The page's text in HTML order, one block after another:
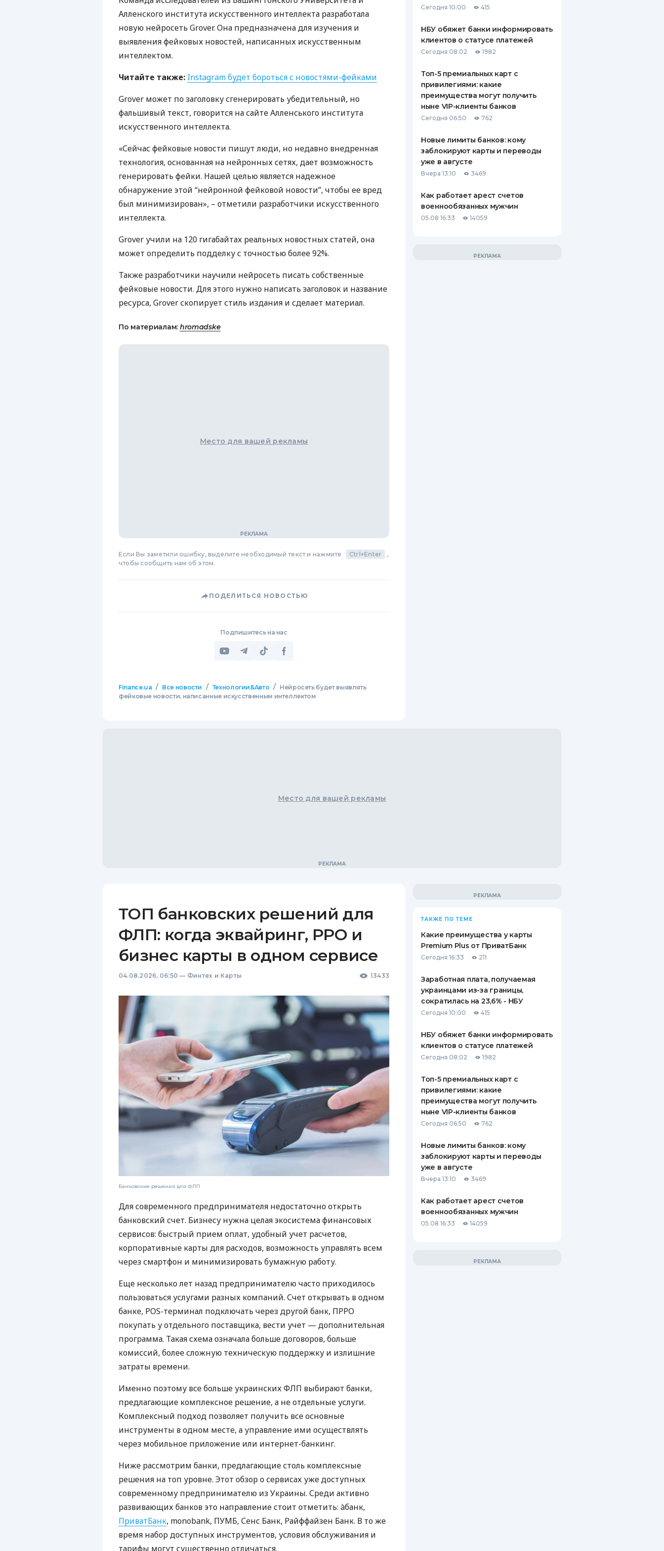
ЕЖЕМЕСЯЧНЫЙ ОБЗОР
КЕШБЭКА
ПУТЕВОДИТЕЛИ ПО
СТРАХОВАНИЮ
ВСЕ СТРАХОВЫЕ ПОЛИСЫ
ОТЗЫВЫ О СТРАХОВЫХ
КОМПАНИЯХ
Алленского института искусственного интеллекта разработала
новую нейросеть Grover. Она предназначена для изучения и
выявления фейковых новостей, написанных искусственным
интеллектом.
Читайте также: Instagram будет бороться с новостями-фейками
Grover может по заголовку сгенерировать убедительный, но
фальшивый текст, говорится на сайте Алленського института
искусственного интеллекта.
«Сейчас фейковые новости пишут люди, но недавно внедренная
технология, основанная на нейронных сетях, дает возможность
генерировать фейки. Нашей целью является надежное
обнаружение этой “нейронной фейковой новости”, чтобы ее вред
был минимизирован», – отметили разработчики искусственного
интеллекта.
Grover учили на 120 гигабайтах реальных новостных статей, она
может определить подделку с точностью более 92%.
Также разработчики научили нейросеть писать собственные
фейковые новости. Для этого нужно написать заголовок и название
ресурса, Grover скопирует стиль издания и сделает материал.
По материалам: hromadske
Место для вашей рекламы
Если Вы заметили ошибку, выделите необходимый текст и нажмите Ctrl+Enter
,
чтобы сообщить нам об этом.
ПОДЕЛИТЬСЯ НОВОСТЬЮ
Подпишитесь на нас
Finance.ua / Все новости / Технологии&Авто /
Нейросеть будет выявлять
фейковые новости, написанные искусственным интеллектом
Сегодня 10:00 415
НБУ обяжет банки информировать
клиентов о статусе платежей
Сегодня 08:02 1982
Топ-5 премиальных карт с
привилегиями: какие
преимущества могут получить
ныне VIP-клиенты банков
Сегодня 06:50 762
Новые лимиты банков: кому
заблокируют карты и переводы
уже в августе
Вчера 13:10 3469
Как работает арест счетов
военнообязанных мужчин
05.08 16:33 14059
Место для вашей рекламы
ТОП банковских решений для
ФЛП: когда эквайринг, РРО и
бизнес карты в одном сервисе
04.08.2026, 06:50 — Финтех и Карты 13433
Банковские решения для ФЛП
Для современного предпринимателя недостаточно открыть
банковский счет. Бизнесу нужна целая экосистема финансовых
сервисов: быстрый прием оплат, удобный учет расчетов,
корпоративные карты для расходов, возможность управлять всем
через смартфон и минимизировать бумажную работу.
Еще несколько лет назад предпринимателю часто приходилось
пользоваться услугами разных компаний. Счет открывать в одном
банке, POS-терминал подключать через другой банк, ПРРО
покупать у отдельного поставщика, вести учет — дополнительная
программа. Такая схема означала больше договоров, больше
комиссий, более сложную техническую поддержку и излишние
затраты времени.
Именно поэтому все больше украинских ФЛП выбирают банки,
предлагающие комплексное решение, а не отдельные услуги.
Комплексный подход позволяет получить все основные
инструменты в одном месте, а управление ими осуществлять
через мобильное приложение или интернет-банкинг.
Ниже рассмотрим банки, предлагающие столь комплексные
решения на топ уровне. Этот обзор о сервисах уже доступных
современному предпринимателю из Украины. Среди активно
развивающих банков это направление стоит отметить: àбанк,
ПриватБанк, monobank, ПУМБ, Сенс Банк, Райффайзен Банк. В то же
время набор доступных инструментов, условия обслуживания и
тарифы могут существенно отличаться.
ТАКЖЕ ПО ТЕМЕ
Какие преимущества у карты
Premium Plus от ПриватБанк
Сегодня 16:33 211
Заработная плата, получаемая
украинцами из-за границы,
сократилась на 23,6% - НБУ
Сегодня 10:00 415
НБУ обяжет банки информировать
клиентов о статусе платежей
Сегодня 08:02 1982
Топ-5 премиальных карт с
привилегиями: какие
преимущества могут получить
ныне VIP-клиенты банков
Сегодня 06:50 762
Новые лимиты банков: кому
заблокируют карты и переводы
уже в августе
Вчера 13:10 3469
Как работает арест счетов
военнообязанных мужчин
05.08 16:33 14059